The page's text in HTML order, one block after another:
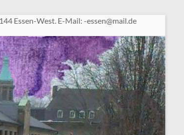
Essen-West. E-Mail: ed.li
am@ne
sse-